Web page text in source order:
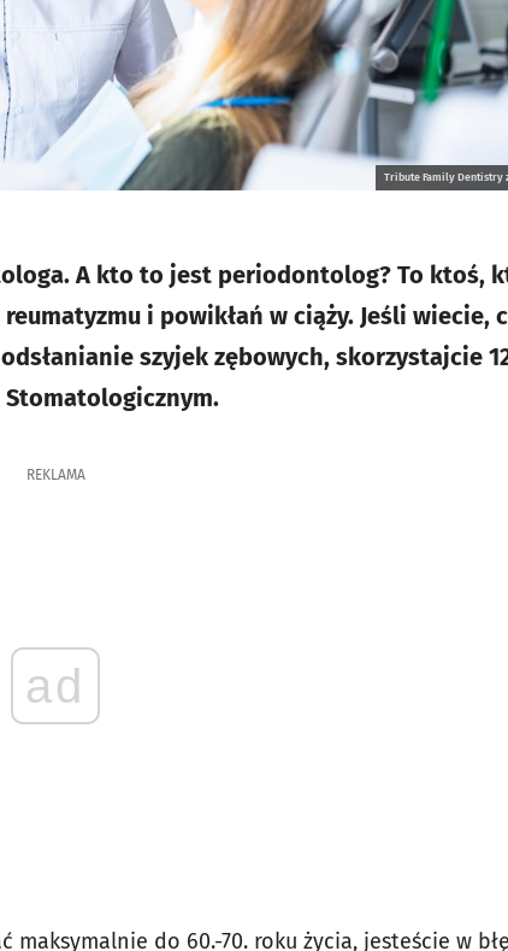
Tribute Family Dentistry
A kto to jest periodontolog? To ktoś,
i powikłań w ciąży. Jeśli wiecie,
szyjek zębowych, skorzystajcie
REKLAMA
ad
maksymalnie do 60.-70. roku życia, jesteście w